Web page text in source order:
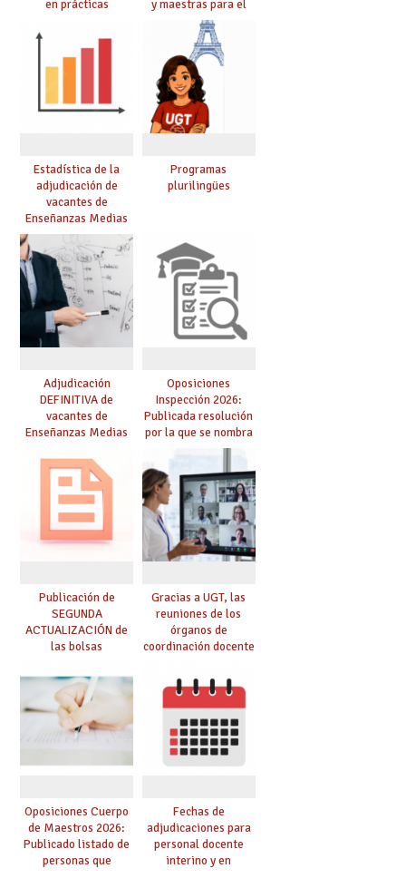
en prácticas
y maestras para el
curso 26-27
Estadística de la
adjudicación de
vacantes de
Enseñanzas Medias
para el curso 26/27
Programas
plurilingües
Adjudicación
DEFINITIVA de
vacantes de
Enseñanzas Medias
Oposiciones
Inspección 2026:
Publicada resolución
por la que se nombra
funcionarios/as en
prácticas, se regulan
dichas prácticas y se
convoca acto público
de adjudicación
Publicación de
SEGUNDA
ACTUALIZACIÓN de
las bolsas
Cuerpo de Maestros
de especialidades
convocadas a
oposición
Gracias a UGT, las
reuniones de los
órganos de
coordinación docente
de manera
telemática, sin exigir
presencialidad en el
centro
Oposiciones Cuerpo
de Maestros 2026:
Publicado listado de
personas que
Fechas de
adjudicaciones para
personal docente
interino y en